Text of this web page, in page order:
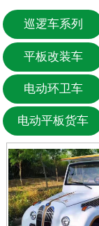
巡逻车系列
平板改装车
电动环卫车
电动平板货车